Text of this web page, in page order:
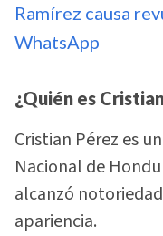
Ramírez causa
WhatsApp
¿Quién es
Cristian Pérez es
Nacional de
alcanzó
apariencia.